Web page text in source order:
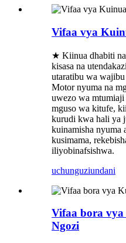
Vifaa vya
★ Kiinua dhabiti
kisasa na
utaratibu wa
Motor nyuma na
uwezo wa
mguso wa kitufe,
kurudi kwa hali ya
kuinamisha nyuma
kusimama,
iliyobinafsishwa.
uchunguziundani
Vifaa bora
Ngozi